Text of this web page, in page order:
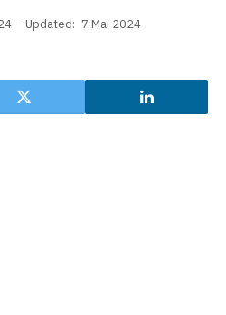
Updated: 7 Mai 2024